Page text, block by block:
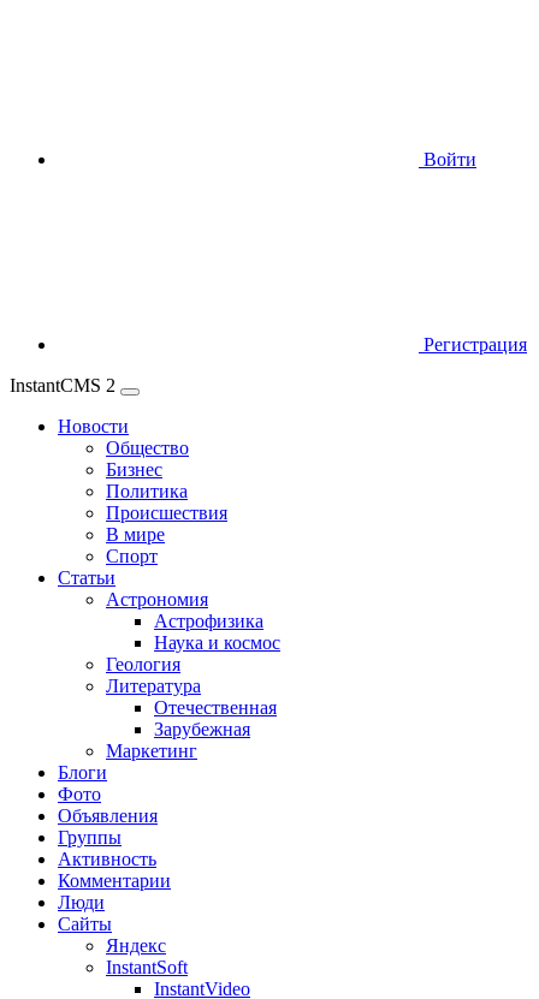
Войти
Регистрация
InstantCMS 2
Новости
Общество
Бизнес
Политика
Происшествия
В мире
Спорт
Статьи
Астрономия
Астрофизика
Наука и космос
Геология
Литература
Отечественная
Зарубежная
Маркетинг
Блоги
Фото
Объявления
Группы
Активность
Комментарии
Люди
Сайты
Яндекс
InstantSoft
InstantVideo